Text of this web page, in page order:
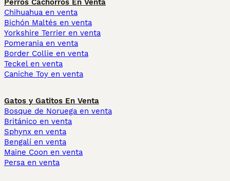
Perros Cachorros En Venta
Chihuahua en venta
Bichón Maltés en venta
Yorkshire Terrier en venta
Pomerania en venta
Border Collie en venta
Teckel en venta
Caniche Toy en venta
Gatos y Gatitos En Venta
Bosque de Noruega en venta
Británico en venta
Sphynx en venta
Bengalí en venta
Maine Coon en venta
Persa en venta